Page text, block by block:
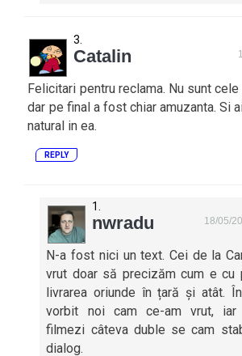
Catalin
Felicitari pentru reclama. Nu sunt
dar pe final a fost chiar amuzanta. Si
natural in ea.
REPLY
nwradu 18/05/
N-a fost nici un text. Cei de la
vrut doar să precizăm cum e cu
livrarea oriunde în țară și atât.
vorbit noi cam ce-am vrut, iar
filmezi câteva duble se cam
dialog.